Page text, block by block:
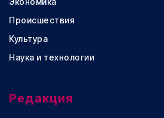
Происшествия
Культура
Наука и технологии
Редакция